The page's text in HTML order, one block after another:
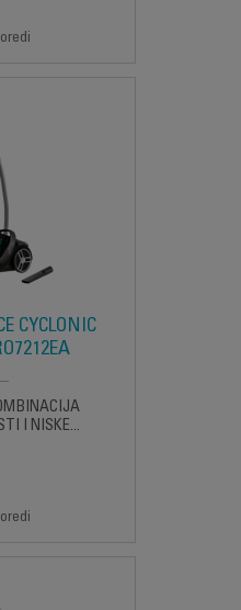
CYCLONIC
I NISKE...